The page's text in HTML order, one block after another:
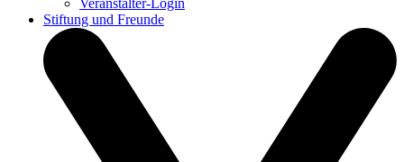
Veranstalter-Login
Stiftung und Freunde